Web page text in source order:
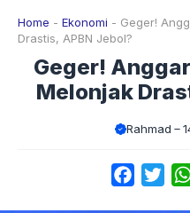
Home - Ekonomi - Geger!
Drastis, APBN Jebol?
Geger!
Melonjak
Rahmad